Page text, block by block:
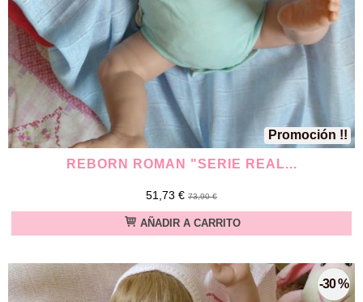
Promoción !!
REBORN ROMAN "SERIE REAL...
51,73 € 73,90 €
AÑADIR A CARRITO
-30 %